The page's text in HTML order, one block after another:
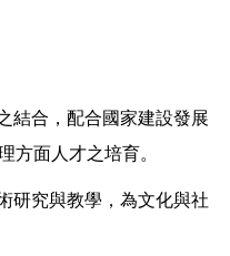
合，配合國家建設發展
方面人才之培育。
究與教學，為文化與社